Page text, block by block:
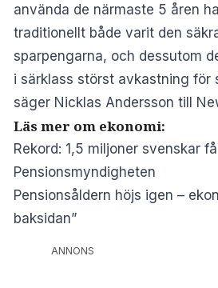
använda de närmaste 5 åren
traditionellt både varit den
sparpengarna, och dessutom
i särklass störst avkastning för
säger Nicklas Andersson till
Läs mer om ekonomi:
Rekord: 1,5 miljoner svenskar
Pensionsmyndigheten
Pensionsåldern höjs igen –
baksidan”
ANNONS